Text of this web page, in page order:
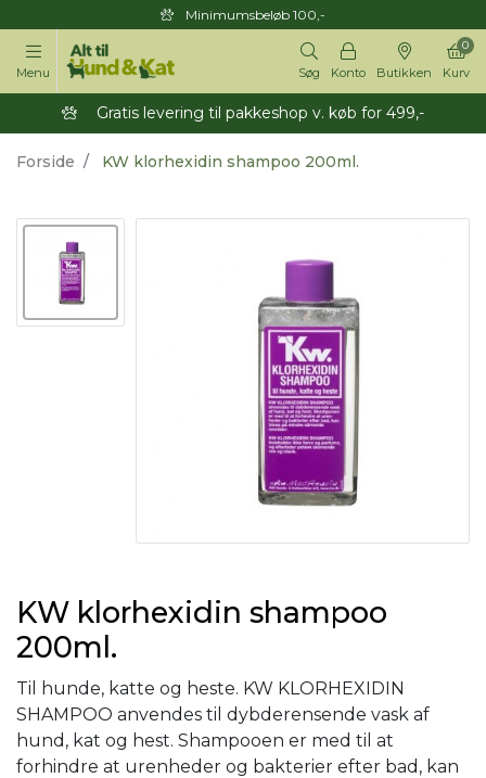
Minimumsbeløb 100,-
Menu Søg Konto Butikken Kurv
0
Gratis levering til pakkeshop v. køb for 499,-
Forside KW klorhexidin shampoo 200ml.
KW klorhexidin shampoo
200ml.
Til hunde, katte og heste. KW KLORHEXIDIN
SHAMPOO anvendes til dybderensende vask af
hund, kat og hest. Shampooen er med til at
forhindre at urenheder og bakterier efter bad, kan